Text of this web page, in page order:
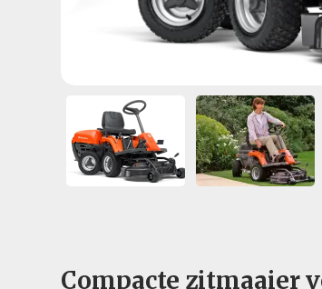
Compacte zitmaaier